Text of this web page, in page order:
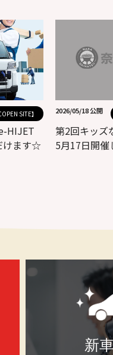
SITE】
HIJET
けます☆
2026/05/18 公開
第2回キッズ
5月17日開催
新